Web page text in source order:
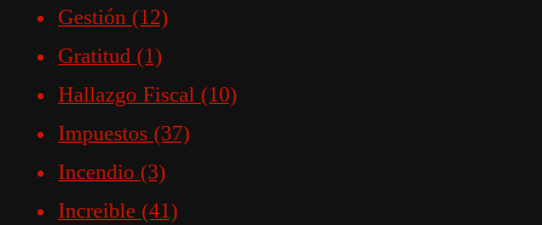
Gestión (12)
Gratitud (1)
Hallazgo Fiscal (10)
Impuestos (37)
Incendio (3)
Increible (41)